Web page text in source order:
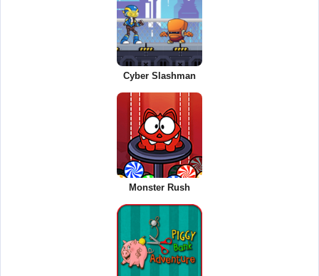
Cyber Slashman
Monster Rush